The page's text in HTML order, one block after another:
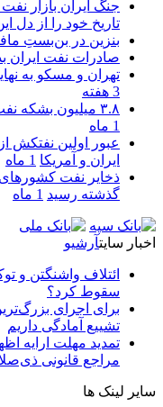
جنگ ایران بازار
تاریخ خود را از دل
بنزین در بن‌بستِ
صادرات نفت ایران
تهران و مسکو به
3 هفته
۳.۸ میلیون بشکه نفت خام ایران از محاصره آمریکا عبور کرد
1 ماه
عبور اولین نفتکش
ایران و آمریکا 1 ماه
گذشته رسید 1 ماه
اخبار سایتآرشیو
ائتلاف واشنگتن و
سقوط کرد؟
برای اجرای
تشییع آمادگی داریم
تمدید مهلت ارایه
مراجع قانونی
سایر لینک ها